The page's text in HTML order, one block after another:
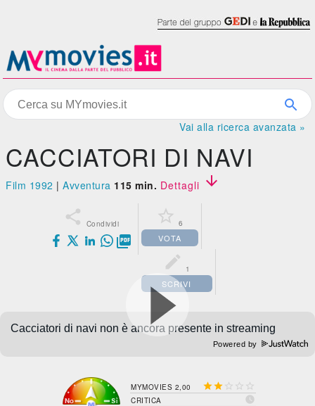
Vai alla ricerca avanzata »
CACCIATORI DI NAVI
Film 1992 |Avventura 115 min. Dettagli 
 Condividi

 6
VOTA
 1
SCRIVI
Powered by
MYMOVIES 2,00    
CRITICA 